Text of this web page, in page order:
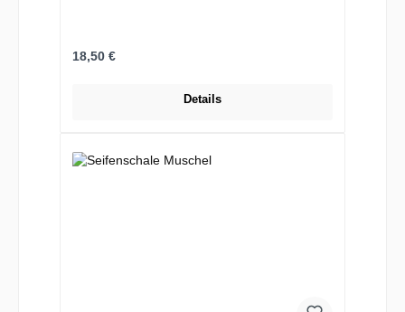
Regulärer Preis:
18,50 €
Details